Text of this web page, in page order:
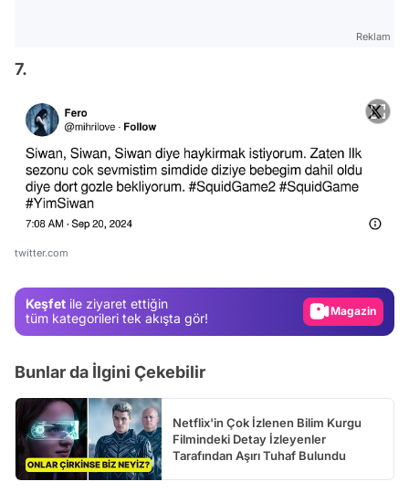
Reklam
7.
twitter.com
Keşfet ile ziyaret ettiğin
tüm kategorileri tek akışta gör!
Video
Test
Video
Bunlar da İlgini Çekebilir
Netflix'in Çok İzlenen Bilim Kurgu
Filmindeki Detay İzleyenler
Tarafından Aşırı Tuhaf Bulundu